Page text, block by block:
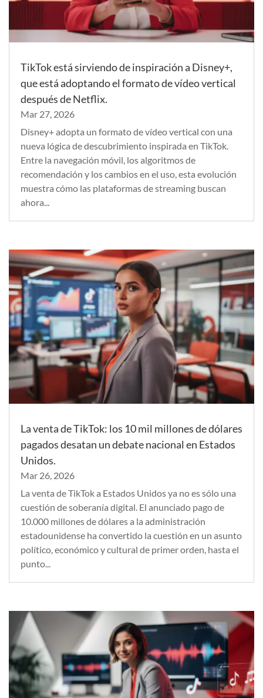
TikTok está sirviendo de inspiración a Disney+,
que está adoptando el formato de vídeo vertical
después de Netflix.
Mar 27, 2026
Disney+ adopta un formato de vídeo vertical con una
nueva lógica de descubrimiento inspirada en TikTok.
Entre la navegación móvil, los algoritmos de
recomendación y los cambios en el uso, esta evolución
muestra cómo las plataformas de streaming buscan
ahora...
La venta de TikTok: los 10 mil millones de dólares
pagados desatan un debate nacional en Estados
Unidos.
Mar 26, 2026
La venta de TikTok a Estados Unidos ya no es sólo una
cuestión de soberanía digital. El anunciado pago de
10.000 millones de dólares a la administración
estadounidense ha convertido la cuestión en un asunto
político, económico y cultural de primer orden, hasta el
punto...